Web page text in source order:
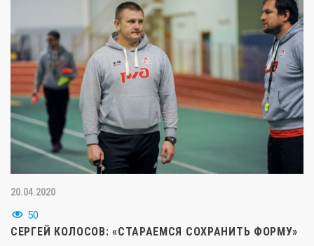
20.04.2020
50
СЕРГЕЙ КОЛОСОВ: «СТАРАЕМСЯ СОХРАНИТЬ ФОРМУ»